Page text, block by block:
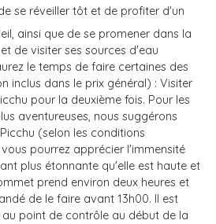
se réveiller tôt et de profiter d'un
ainsi que de se promener dans la
de visiter ses sources d'eau
le temps de faire certaines des
inclus dans le prix général) : Visiter
pour la deuxième fois. Pour les
aventureuses, nous suggérons
(selon les conditions
pourrez apprécier l'immensité
plus étonnante qu'elle est haute et
prend environ deux heures et
de le faire avant 13h00. Il est
au point de contrôle au début de la